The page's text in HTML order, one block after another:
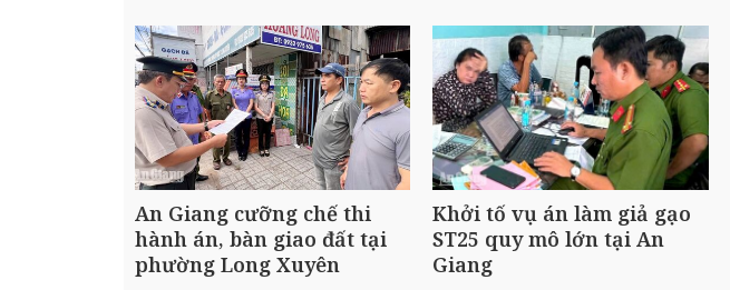
An Giang cưỡng chế thi
hành án, bàn giao đất tại
phường Long Xuyên
Khởi tố vụ án làm giả gạo
ST25 quy mô lớn tại An
Giang